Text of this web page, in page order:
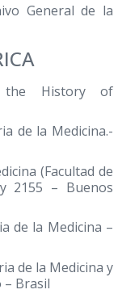
General de la
the History of
de la Medicina.-
(Facultad de
2155 – Buenos
de la Medicina –
de la Medicina y
– Brasil